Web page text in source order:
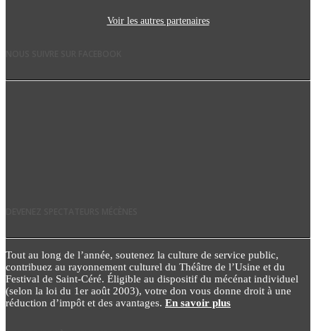
Voir les autres partenaires
Tout au long de l’année, soutenez la culture de service public,
contribuez au rayonnement culturel du Théâtre de l’Usine et du
Festival de Saint-Céré. Éligible au dispositif du mécénat individuel
(selon la loi du 1er août 2003), votre don vous donne droit à une
réduction d’impôt et des avantages. En savoir plus